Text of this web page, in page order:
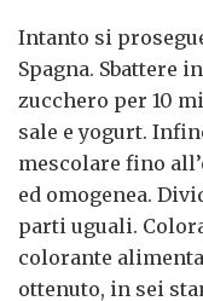
Intanto si
Spagna. Sbattere
zucchero per 10
sale e yogurt.
mescolare fino
ed omogenea.
parti uguali.
colorante
ottenuto, in sei